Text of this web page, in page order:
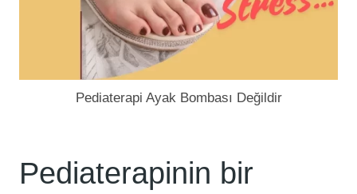
Pediaterapi Ayak Bombası Değildir
Pediaterapinin bir